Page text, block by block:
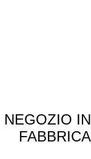
NEGOZIO IN
FABBRICA